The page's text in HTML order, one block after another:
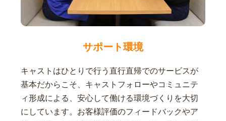
サポート環境
キャストはひとりで行う直行直帰でのサービスが
基本だからこそ、キャストフォローやコミュニテ
ィ形成による、安心して働ける環境づくりを大切
にしています。お客様評価のフィードバックやア